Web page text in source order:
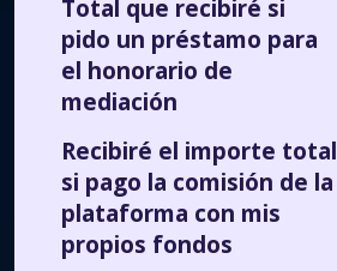
Total que recibiré si
pido un préstamo para
el honorario de
mediación
Recibiré el importe total
si pago la comisión de la
plataforma con mis
propios fondos